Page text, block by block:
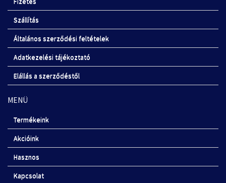
Szállítás
Általános szerződési feltételek
Adatkezelési tájékoztató
Elállás a szerződéstől
MENÜ
Termékeink
Akcióink
Hasznos
Kapcsolat